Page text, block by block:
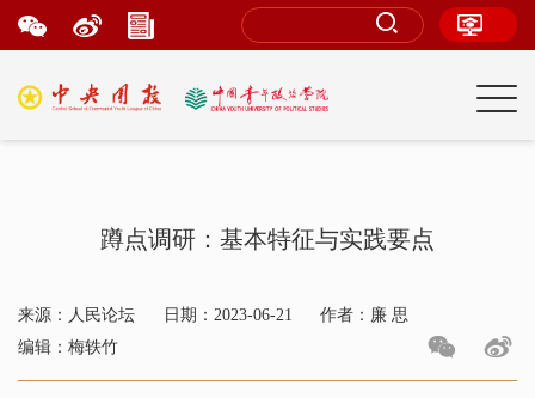
蹲点调研：基本特征与实践要点
来源：人民论坛 日期：2023-06-21
作者：廉 思
编辑：梅轶竹